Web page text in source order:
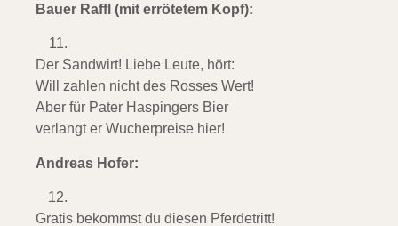
Bauer Raffl (mit errötetem Kopf):
Der Sandwirt! Liebe Leute, hört:
Will zahlen nicht des Rosses Wert!
Aber für Pater Haspingers Bier
verlangt er Wucherpreise hier!
Andreas Hofer:
Gratis bekommst du diesen Pferdetritt!